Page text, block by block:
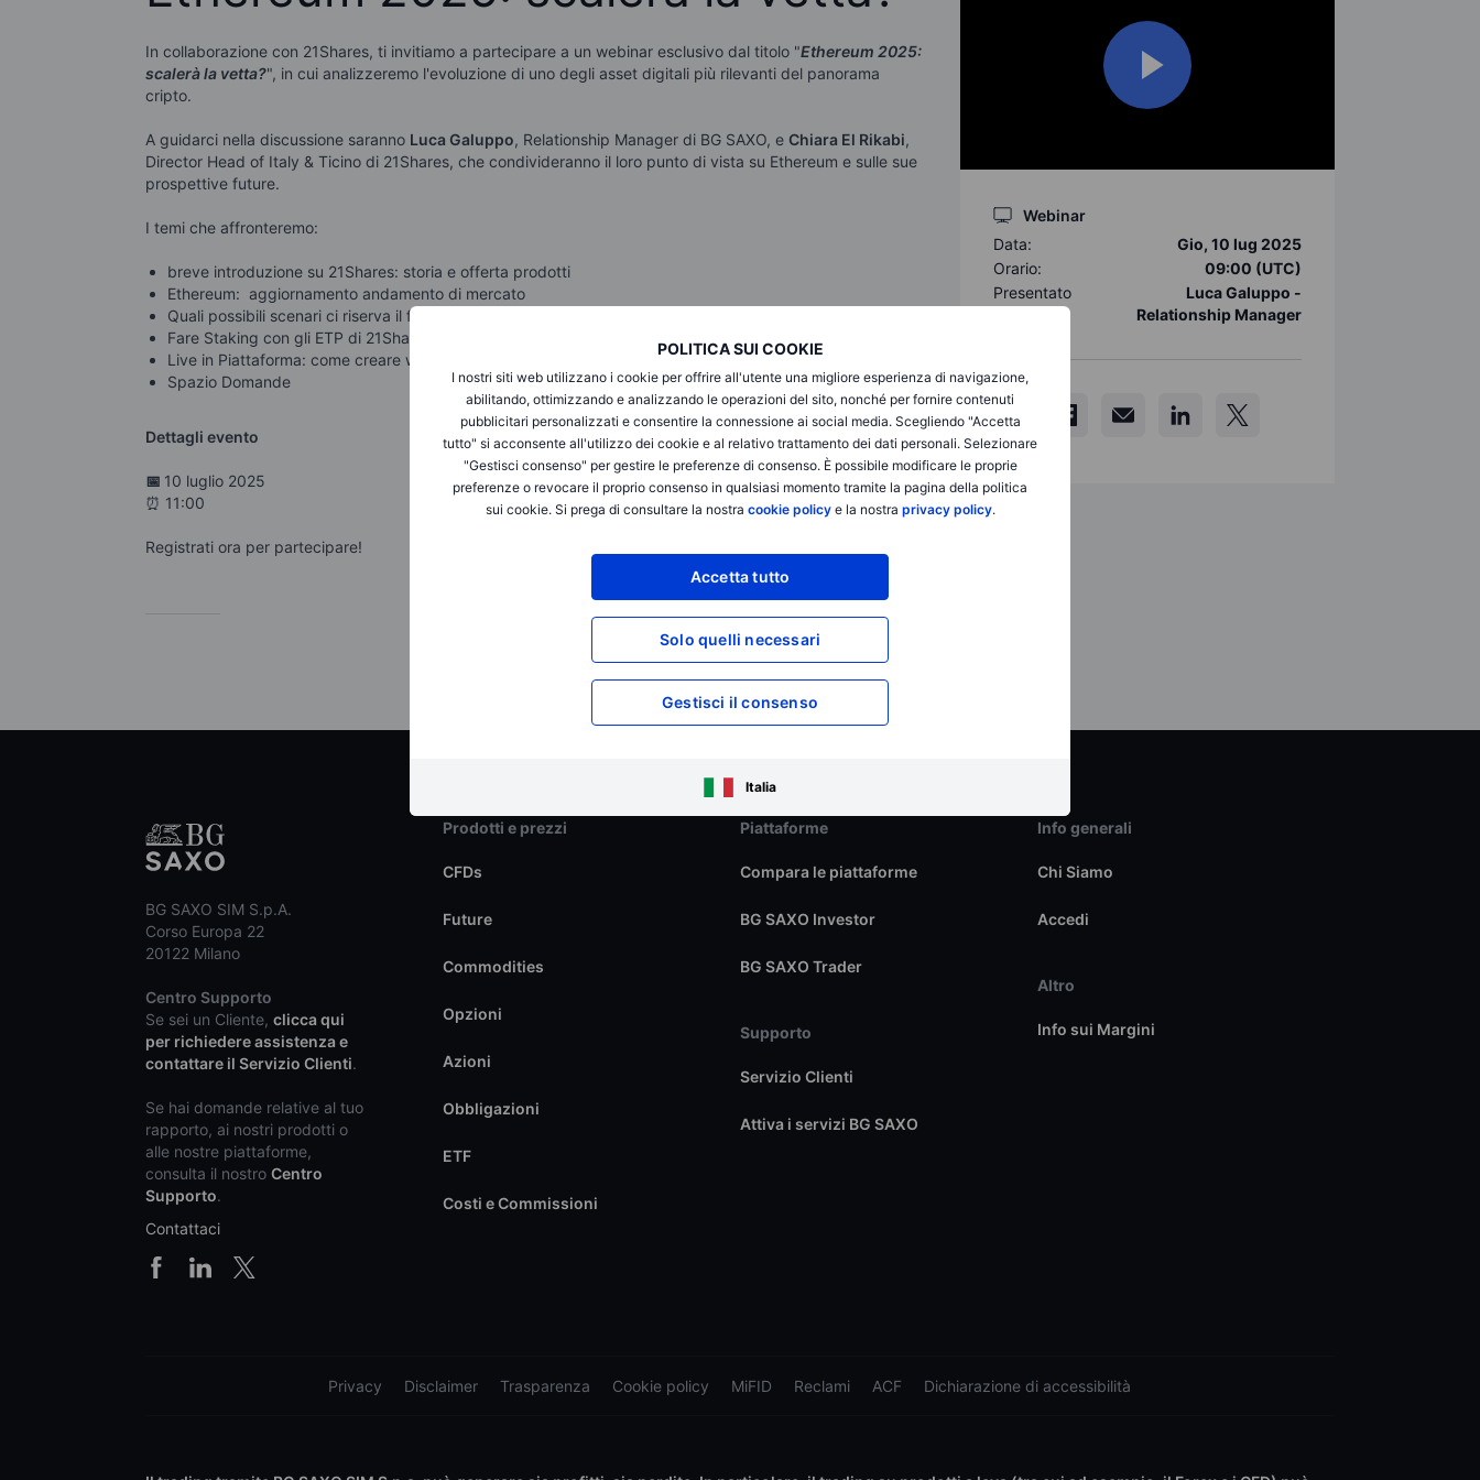
POLITICA SUI COOKIE
I nostri siti web utilizzano i cookie per offrire all'utente una migliore esperienza di navigazione,
abilitando, ottimizzando e analizzando le operazioni del sito, nonché per fornire contenuti
pubblicitari personalizzati e consentire la connessione ai social media. Scegliendo "Accetta
tutto" si acconsente all'utilizzo dei cookie e al relativo trattamento dei dati personali. Selezionare
"Gestisci consenso" per gestire le preferenze di consenso. È possibile modificare le proprie
preferenze o revocare il proprio consenso in qualsiasi momento tramite la pagina della politica
sui cookie. Si prega di consultare la nostra cookie policye la nostra privacy policy.
Accetta tutto
Solo quelli necessari
Gestisci il consenso
Italia
In collaborazione con 21Shares, ti invitiamo a partecipare a un webinar esclusivo dal titolo "Ethereum 2025:
scalerà la vetta?", in cui analizzeremo l'evoluzione di uno degli asset digitali più rilevanti del panorama
cripto.
A guidarci nella discussione saranno Luca Galuppo, Relationship Manager di BG SAXO, e Chiara El Rikabi,
Director Head of Italy & Ticino di 21Shares, che condivideranno il loro punto di vista su Ethereum e sulle sue
prospettive future.
I temi che affronteremo:
breve introduzione su 21Shares: storia e offerta prodotti
Ethereum: aggiornamento andamento di mercato
Quali possibili scenari ci riserva il futuro di Ethereum
Fare Staking con gli ETP di 21Shares, come con Ethereum ETP (AETH)
Live in Piattaforma: come creare watchlist con gli ETP emessi da 21Shares
Spazio Domande
Dettagli evento
📅 10 luglio 2025
⏰ 11:00
Registrati ora per partecipare!
Webinar
Data:
Gio, 10 lug 2025
Orario:
09:00 (UTC)
Presentato
Luca Galuppo -
Relationship Manager
BG SAXO SIM S.p.A.
Corso Europa 22
20122 Milano
Centro Supporto
Se sei un Cliente, clicca qui
per richiedere assistenza e
contattare il Servizio Clienti.
Se hai domande relative al tuo
rapporto, ai nostri prodotti o
alle nostre piattaforme,
consulta il nostro Centro
Supporto.
Contattaci
Prodotti e prezzi
CFDs
Future
Commodities
Opzioni
Azioni
Obbligazioni
ETF
Costi e Commissioni
Piattaforme
Compara le piattaforme
BG SAXO Investor
BG SAXO Trader
Supporto
Servizio Clienti
Attiva i servizi BG SAXO
Info generali
Chi Siamo
Accedi
Altro
Info sui Margini
Privacy Disclaimer Trasparenza Cookie policy MiFID Reclami ACF Dichiarazione di accessibilità